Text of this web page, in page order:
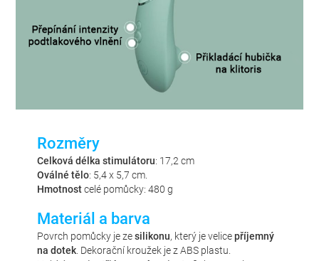
Rozměry
Celková délka stimulátoru: 17,2 cm
Oválné tělo: 5,4 x 5,7 cm.
Hmotnostcelé pomůcky: 480 g
Materiál a barva
Povrch pomůcky je zesilikonu, který je velicepříjemný
na dotek. Dekorační kroužek je z ABS plastu.